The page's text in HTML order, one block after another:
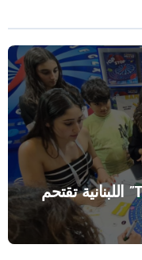
من بيروت إلى دبي…”Top Stop” اللبنانية تقتحم